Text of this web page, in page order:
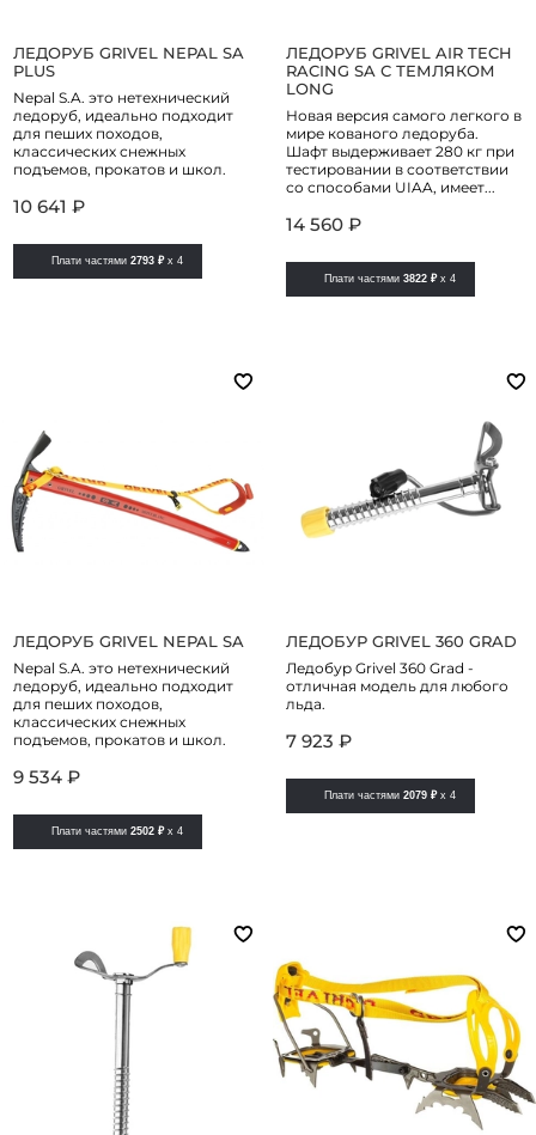
ЛЕДОРУБ GRIVEL NEPAL SA
PLUS
Nepal S.A. это нетехнический
ледоруб, идеально подходит
для пеших походов,
классических снежных
подъемов, прокатов и школ.
10 641 ₽
Плати частями2793 ₽ x 4
ЛЕДОРУБ GRIVEL AIR TECH
RACING SA С ТЕМЛЯКОМ
LONG
Новая версия самого легкого в
мире кованого ледоруба.
Шафт выдерживает 280 кг при
тестировании в соответствии
со способами UIAA, имеет...
14 560 ₽
Плати частями 3822 ₽ x 4
ЛЕДОРУБ GRIVEL NEPAL SA
Nepal S.A. это нетехнический
ледоруб, идеально подходит
для пеших походов,
классических снежных
подъемов, прокатов и школ.
9 534 ₽
Плати частями2502 ₽ x 4
ЛЕДОБУР GRIVEL 360 GRAD
Ледобур Grivel 360 Grad -
отличная модель для любого
льда.
7 923 ₽
Плати частями 2079 ₽ x 4